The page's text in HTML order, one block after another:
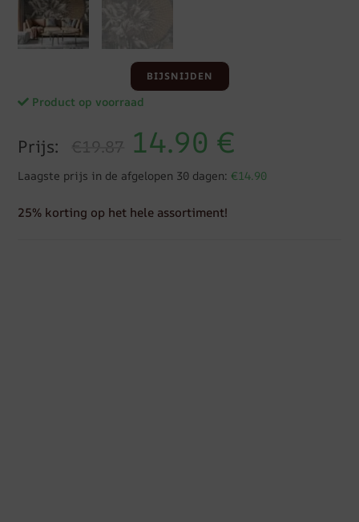
BIJSNIJDEN
Product op voorraad
Prijs: €19.87 14.90 €
Laagste prijs in de afgelopen 30 dagen: €14.90
25% korting op het hele assortiment!